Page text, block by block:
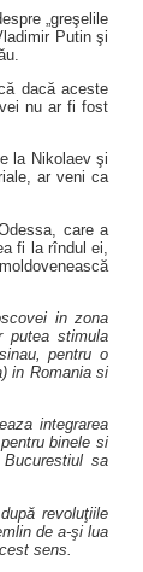
„greşelile
Putin şi
dacă aceste
nu ar fi fost
la Nikolaev şi
ar veni ca
care a
fi la rîndul ei,
in zona
putea stimula
pentru o
in Romania si
integrarea
binele si
sa
revoluţiile
de a-şi lua
sens.